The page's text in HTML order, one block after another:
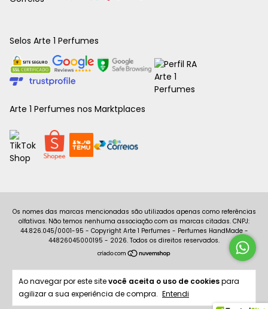
Ao navegar por este sitevocê aceita o uso de cookiespara
agilizar a sua experiência de compra. Entendi
Selos Arte 1 Perfumes
Arte 1 Perfumes nos Marktplaces
Copyright Arte 1 Perfumes - Perfumes HandMade -
44826045000195 - 2026. Todos os direitos reservados.